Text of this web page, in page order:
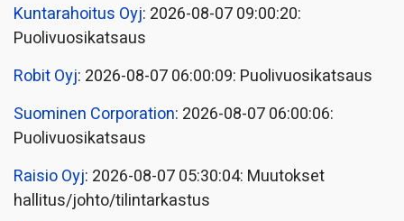
Kuntarahoitus Oyj: 2026-08-07 09:00:20:
Puolivuosikatsaus
Robit Oyj: 2026-08-07 06:00:09: Puolivuosikatsaus
Suominen Corporation: 2026-08-07 06:00:06:
Puolivuosikatsaus
Raisio Oyj: 2026-08-07 05:30:04: Muutokset
hallitus/johto/tilintarkastus